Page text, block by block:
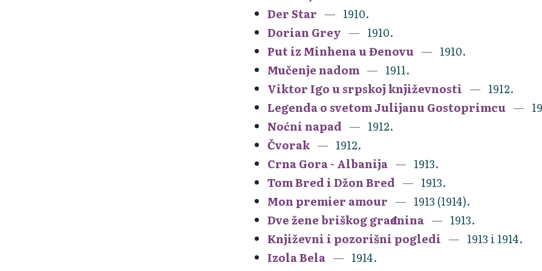
Der Star
1910.
Dorian Grey
1910.
Put iz Minhena u Đenovu
1910.
Mučenje nadom
1911.
Viktor Igo u srpskoj književnosti
1912.
Legenda o svetom Julijanu Gostoprimcu
Noćni napad
1912.
Čvorak
1912.
Crna Gora - Albanija
1913.
Tom Bred i Džon Bred
1913.
Mon premier amour
1913 (1914).
Dve žene briškog građanina
1913.
Književni i pozorišni pogledi
1913 i 1914.
Izola Bela
1914.